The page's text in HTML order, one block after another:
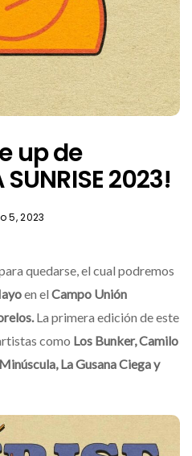
up de
2023!
5, 2023
quedarse, el cual podremos
en el Campo Unión
La primera edición de este
como Los Bunker, Camilo
La Gusana Ciega y